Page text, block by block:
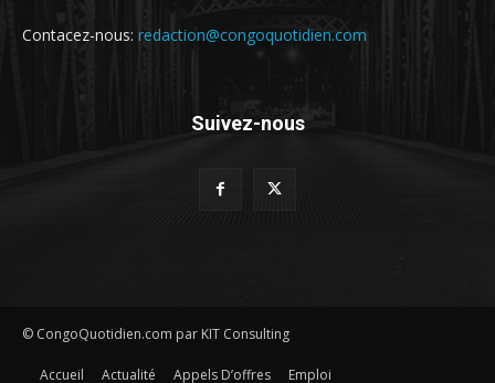
Contacez-nous: redaction@congoquotidien.com
Suivez-nous
© CongoQuotidien.com par KIT Consulting
Accueil Actualité Appels D’offres Emploi